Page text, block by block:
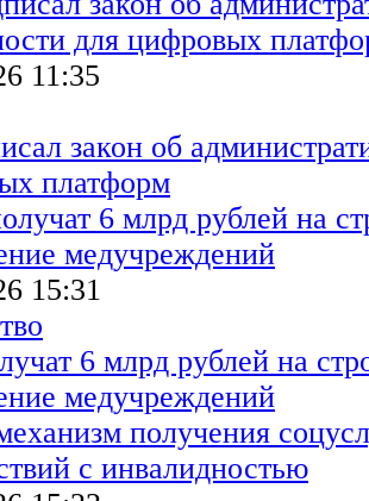
11:35
закон об
платформ
15:31
6 млрд рублей на
медучреждений